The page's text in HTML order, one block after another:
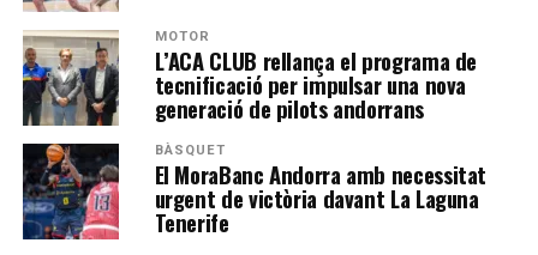
MOTOR
L’ACA CLUB rellança el programa de
tecnificació per impulsar una nova
generació de pilots andorrans
BÀSQUET
El MoraBanc Andorra amb necessitat
urgent de victòria davant La Laguna
Tenerife